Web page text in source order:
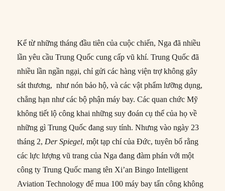
Kể từ những tháng đầu tiên của cuộc chiến, Nga đã nhiều
lần yêu cầu Trung Quốc cung cấp vũ khí. Trung Quốc đã
nhiều lần ngần ngại, chỉ gửi các hàng viện trợ không gây
sát thương, như nón bảo hộ, và các vật phẩm lưỡng dụng,
chẳng hạn như các bộ phận máy bay. Các quan chức Mỹ
không tiết lộ công khai những suy đoán cụ thể của họ về
những gì Trung Quốc đang suy tính. Nhưng vào ngày 23
tháng 2, Der Spiegel, một tạp chí của Đức, tuyên bố rằng
các lực lượng vũ trang của Nga đang đàm phán với một
công ty Trung Quốc mang tên Xi’an Bingo Intelligent
Aviation Technology để mua 100 máy bay tấn công không